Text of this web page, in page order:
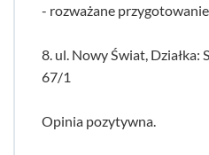
- rozważane
8. ul. Nowy Świat, Działka:
67/1
Opinia pozytywna.